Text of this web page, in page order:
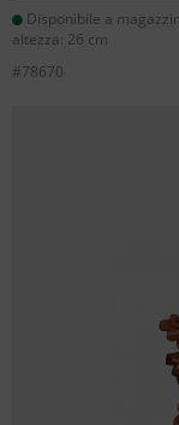
Disponibile a
altezza: 26 cm
#78670